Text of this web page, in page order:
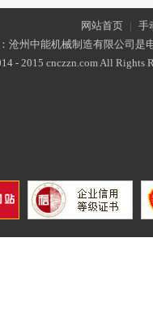
网站首页 | 手
沧州中能机械制造有限公司是
- 2015 cnczzn.com All Rights